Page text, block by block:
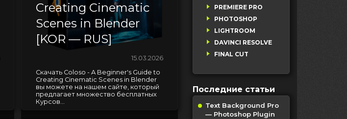
Creating Cinematic
Scenes in Blender
[KOR — RUS]
15.03.2026
Скачать Coloso - A Beginner's Guide to
Creating Cinematic Scenes in Blender
вы можете на нашем сайте, который
предлагает множество бесплатных
Курсов...
PREMIERE PRO
PHOTOSHOP
LIGHTROOM
DAVINCI RESOLVE
FINAL CUT
Последние статьи
Text Background Pro
— Photoshop Plugin